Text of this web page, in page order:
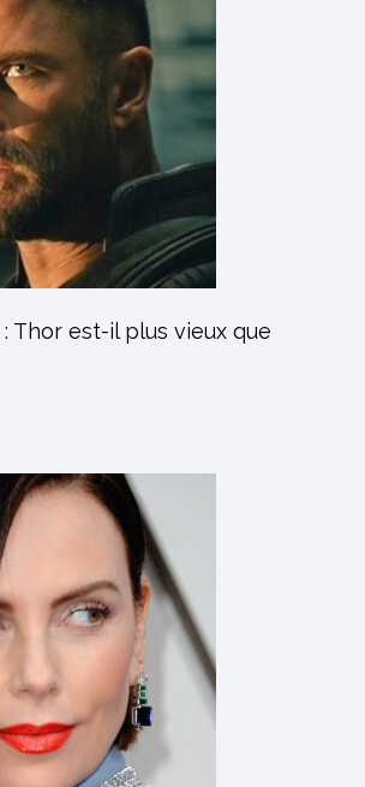
Thor est-il plus vieux que